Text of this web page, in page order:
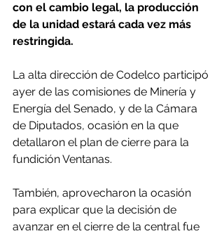
con el cambio legal, la producción
de la unidad estará cada vez más
restringida.
La alta dirección de Codelco participó
ayer de las comisiones de Minería y
Energía del Senado, y de la Cámara
de Diputados, ocasión en la que
detallaron el plan de cierre para la
fundición Ventanas.
También, aprovecharon la ocasión
para explicar que la decisión de
avanzar en el cierre de la central fue